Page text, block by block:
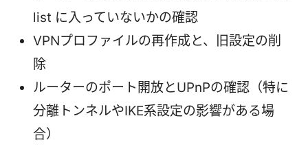
list に入っていないかの確認
VPNプロファイルの再作成と、旧設定の削
除
ルーターのポート開放とUPnPの確認（特に
分離トンネルやIKE系設定の影響がある場
合）